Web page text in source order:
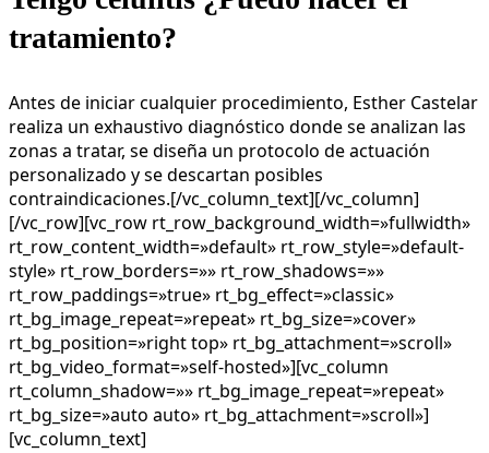
tratamiento?
Antes de iniciar cualquier procedimiento, Esther Castelar
realiza un exhaustivo diagnóstico donde se analizan las
zonas a tratar, se diseña un protocolo de actuación
personalizado y se descartan posibles
contraindicaciones.[/vc_column_text][/vc_column]
[/vc_row][vc_row rt_row_background_width=»fullwidth»
rt_row_content_width=»default» rt_row_style=»default-
style» rt_row_borders=»» rt_row_shadows=»»
rt_row_paddings=»true» rt_bg_effect=»classic»
rt_bg_image_repeat=»repeat» rt_bg_size=»cover»
rt_bg_position=»right top» rt_bg_attachment=»scroll»
rt_bg_video_format=»self-hosted»][vc_column
rt_column_shadow=»» rt_bg_image_repeat=»repeat»
rt_bg_size=»auto auto» rt_bg_attachment=»scroll»]
[vc_column_text]